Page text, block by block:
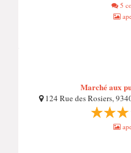
5
Marché aux
124 Rue des Rosiers,